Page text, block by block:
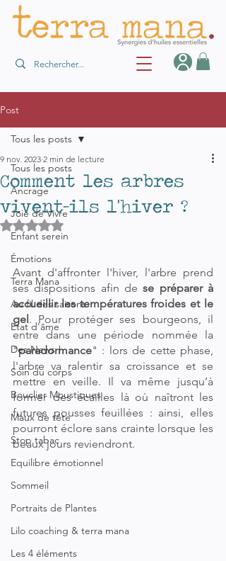
Post
Tous les posts
Ancrage
Joie de Vivre
Enfant serein
Émotions
Terra Mana
Au fil des saisons
Etat d'âme
Des News !
Soin du corps
Bouclier Moustiques
Maux de tête
Stop tabac
Equilibre émotionnel
Sommeil
Portraits de Plantes
Lilo coaching & terra mana
Les 4 éléments
Tous les posts
Comment les arbres
vivent-ils l'hiver ?
9 nov. 2023 2 min de lecture
Noté NaN étoiles sur 5.
Avant d'affronter l'hiver, l'arbre prend
ses dispositions afin de se préparer à
accueillir les températures froides et le
gel . Pour protéger ses bourgeons, il
entre dans une période nommée la
"paradormance" : lors de cette phase,
l'arbre va ralentir sa croissance et se
mettre en veille. Il va même jusqu’à
former des écailles là où naîtront les
futures pousses feuillées : ainsi, elles
pourront éclore sans crainte lorsque les
beaux jours reviendront.